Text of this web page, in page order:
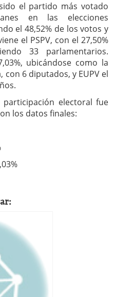
el partido más votado
en las elecciones
el 48,52% de los votos y
el PSPV, con el 27,50%
33 parlamentarios.
ubicándose como la
6 diputados, y EUPV el
electoral fue
los datos finales: